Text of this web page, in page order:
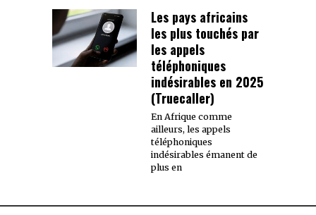
Les pays africains
les plus touchés par
les appels
téléphoniques
indésirables en 2025
(Truecaller)
En Afrique comme
ailleurs, les appels
téléphoniques
indésirables émanent de
plus en